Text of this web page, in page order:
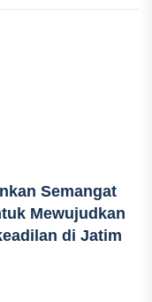
Semangat
Mewujudkan
di Jatim